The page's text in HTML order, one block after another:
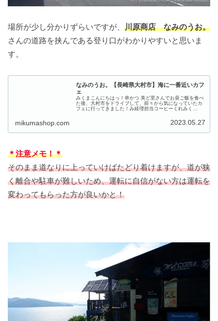
場所が少し分かりずらいですが、 川原商店 なみのうお。
さんの道路を挟んである登り口がわかりやすいと思いま
す。
なみのうお。【長崎県大村市】海に一番近いカフ
ェ
みくまこんにちはっ！串かつ 美ど里さんでお昼ご飯を食べ
た後、大村市をドライブして、前々から気になっていたカ
フェに行ってきました！み経理担当コーヒーくれみく
mikumashop.com 2023.05.27
＊注意メモ！＊
そのまま道なりに上っていけばたどり着けますが、道が狭
く離合や駐車が難しいため、運転に自信がない方は運転を
変わってもらった方が良いかと！